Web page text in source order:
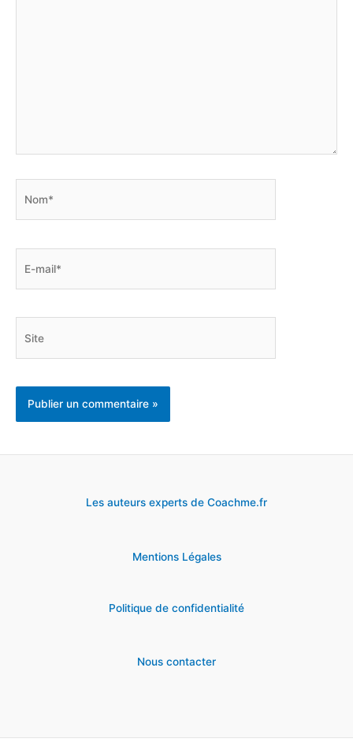
Les auteurs experts de Coachme.fr
Mentions Légales
Politique de confidentialité
Nous contacter